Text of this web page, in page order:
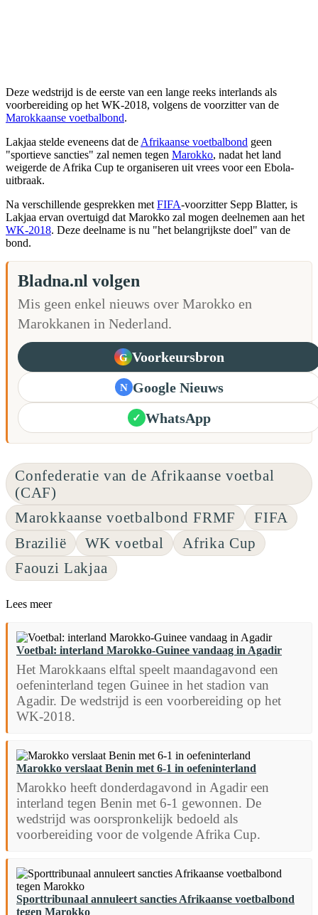
Deze wedstrijd is de eerste van een lange reeks interlands als
voorbereiding op het WK-2018, volgens de voorzitter van de
Marokkaanse voetbalbond.
Lakjaa stelde eveneens dat de Afrikaanse voetbalbond geen
"sportieve sancties" zal nemen tegen Marokko, nadat het land
weigerde de Afrika Cup te organiseren uit vrees voor een Ebola-
uitbraak.
Na verschillende gesprekken met FIFA-voorzitter Sepp Blatter, is
Lakjaa ervan overtuigd dat Marokko zal mogen deelnemen aan het
WK-2018. Deze deelname is nu "het belangrijkste doel" van de
bond.
Bladna.nl volgen
Mis geen enkel nieuws over Marokko en
Marokkanen in Nederland.
G Voorkeursbron
N Google Nieuws
✓ WhatsApp
Confederatie van de Afrikaanse voetbal
(CAF)
Marokkaanse voetbalbond FRMF
FIFA
Brazilië
WK voetbal
Afrika Cup
Faouzi Lakjaa
Lees meer
Voetbal: interland Marokko-Guinee vandaag in Agadir
Het Marokkaans elftal speelt maandagavond een
oefeninterland tegen Guinee in het stadion van
Agadir. De wedstrijd is een voorbereiding op het
WK-2018.
Marokko verslaat Benin met 6-1 in oefeninterland
Marokko heeft donderdagavond in Agadir een
interland tegen Benin met 6-1 gewonnen. De
wedstrijd was oorspronkelijk bedoeld als
voorbereiding voor de volgende Afrika Cup.
Sporttribunaal annuleert sancties Afrikaanse voetbalbond
tegen Marokko